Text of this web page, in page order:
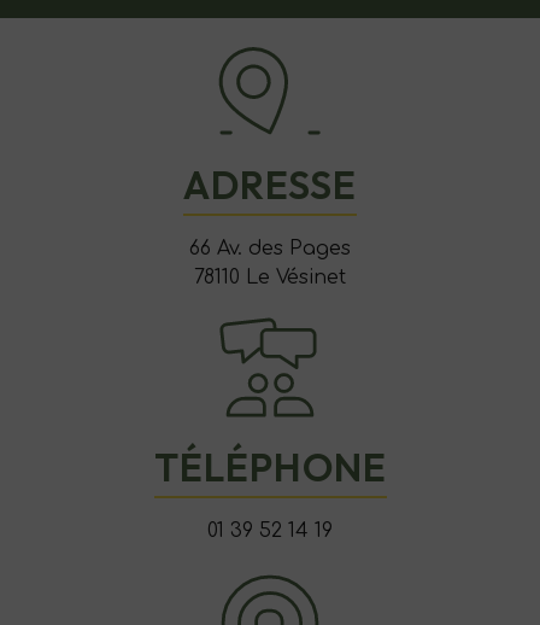
ADRESSE
66 Av. des Pages
78110 Le Vésinet
TÉLÉPHONE
01 39 52 14 19